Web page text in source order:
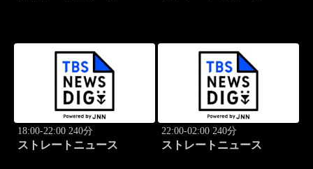
18:00-22:00 240分
ストレートニュース
22:00-02:00 240分
ストレートニュース